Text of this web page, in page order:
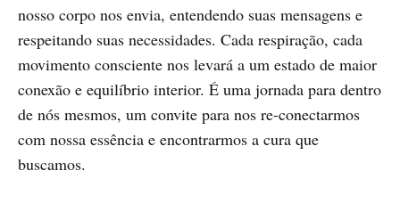
nosso corpo nos envia, entendendo suas mensagens e
respeitando suas necessidades. Cada respiração, cada
movimento consciente nos levará a um estado de maior
conexão e equilíbrio interior. É uma jornada para dentro
de nós mesmos, um convite para nos re-conectarmos
com nossa essência e encontrarmos a cura que
buscamos.